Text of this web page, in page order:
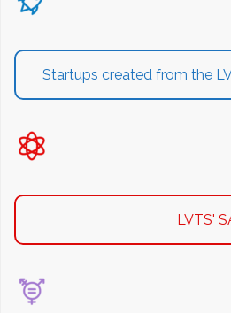
Startups created from the
LVTS'